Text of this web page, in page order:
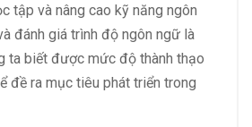
tập và nâng cao kỹ năng ngôn
đánh giá trình độ ngôn ngữ là
ta biết được mức độ thành thạo
đề ra mục tiêu phát triển trong